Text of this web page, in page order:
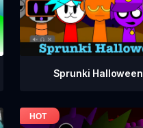
Sprunki Halloween